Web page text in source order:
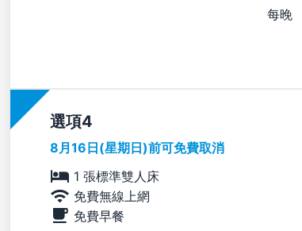
每晚
選項
8月16日(星期日)前可免費取消
1 張標準雙人床
免費無線上網
免費早餐